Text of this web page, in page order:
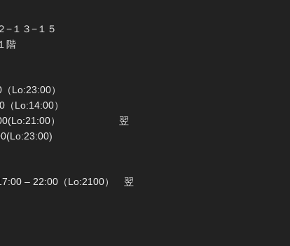
原西２−１３−１５
階
Lo:23:00）
（Lo:14:00）
） 翌
月曜日
– 22:00（Lo:2100） 翌